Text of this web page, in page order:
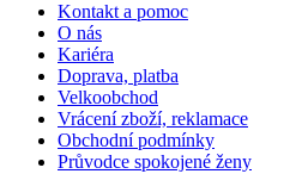
Kontakt a pomoc
O nás
Kariéra
Doprava, platba
Velkoobchod
Vrácení zboží, reklamace
Obchodní podmínky
Průvodce spokojené ženy